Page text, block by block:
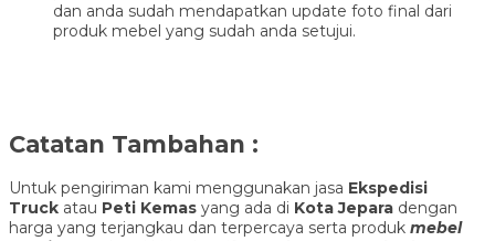
dan anda sudah mendapatkan update foto final dari
produk mebel yang sudah anda setujui.
Catatan Tambahan :
Untuk pengiriman kami menggunakan jasa Ekspedisi
Truck atau Peti Kemas yang ada di Kota Jepara dengan
harga yang terjangkau dan terpercaya serta produk mebel